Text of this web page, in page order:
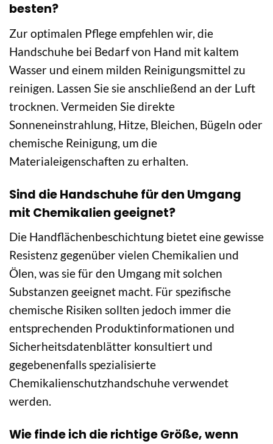
besten?
Zur optimalen Pflege empfehlen wir, die
Handschuhe bei Bedarf von Hand mit kaltem
Wasser und einem milden Reinigungsmittel zu
reinigen. Lassen Sie sie anschließend an der Luft
trocknen. Vermeiden Sie direkte
Sonneneinstrahlung, Hitze, Bleichen, Bügeln oder
chemische Reinigung, um die
Materialeigenschaften zu erhalten.
Sind die Handschuhe für den Umgang
mit Chemikalien geeignet?
Die Handflächenbeschichtung bietet eine gewisse
Resistenz gegenüber vielen Chemikalien und
Ölen, was sie für den Umgang mit solchen
Substanzen geeignet macht. Für spezifische
chemische Risiken sollten jedoch immer die
entsprechenden Produktinformationen und
Sicherheitsdatenblätter konsultiert und
gegebenenfalls spezialisierte
Chemikalienschutzhandschuhe verwendet
werden.
Wie finde ich die richtige Größe, wenn